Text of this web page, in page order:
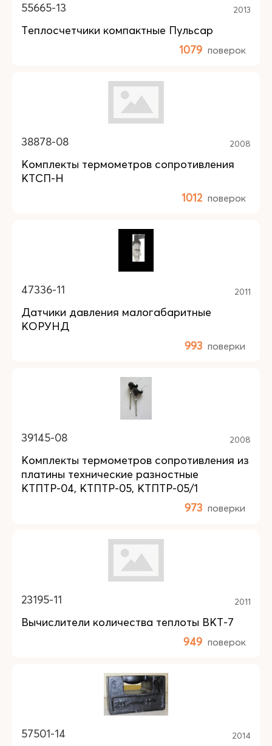
55665-13 2013
Теплосчетчики компактные Пульсар
1079 поверок
38878-08 2008
Комплекты термометров сопротивления
КТСП-Н
1012 поверок
47336-11 2011
Датчики давления малогабаритные
КОРУНД
993 поверки
39145-08 2008
Комплекты термометров сопротивления из
платины технические разностные
КТПТР-04, КТПТР-05, КТПТР-05/1
973 поверки
23195-11 2011
Вычислители количества теплоты ВКТ-7
949 поверок
57501-14 2014